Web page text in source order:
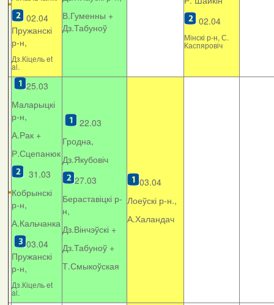
02.04
Пружанскі
р-н,
Дз.Кіцель et
al.
В.Гуменны +
Дз.Табуноў
02.04
Мінскі р-н, С.
Каспяровіч
25.03
Маларыцкі
р-н,
А.Рак +
Р.Сцепанюк
31.03
Кобрынскі
р-н,
А.Кальчанка
03.04
Пружанскі
р-н,
Дз.Кіцель et
al.
22.03
Гродна,
Дз.Якубовіч
27.03
Бераставіцкі р-
н,
Дз.Вінчэўскі +
Дз.Табуноў +
Т.Смыкоўская
03.04
Лоеўскі р-н.,
А.Халандач